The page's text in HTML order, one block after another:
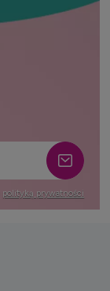
polityką prywatności